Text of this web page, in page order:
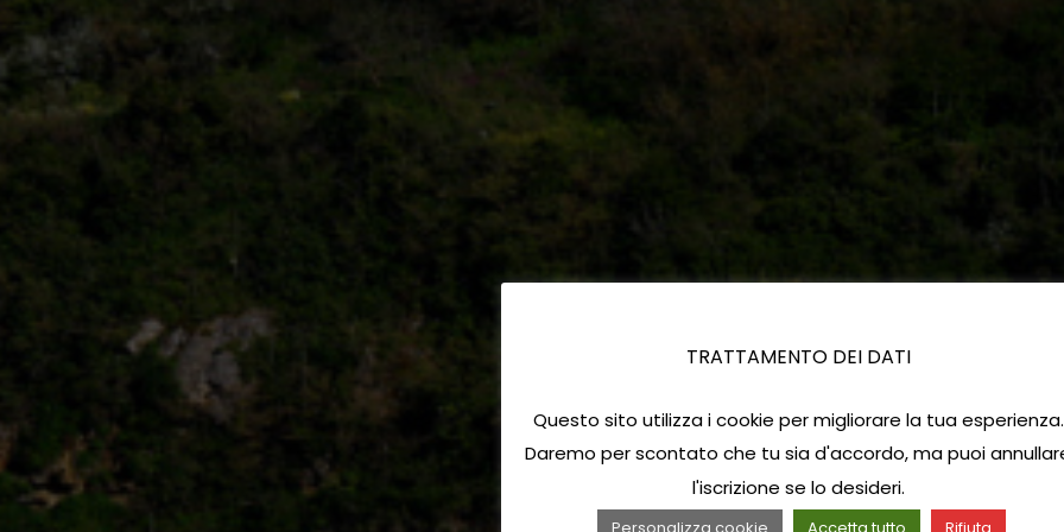
TRATTAMENTO DEI DATI
Questo sito utilizza i cookie per migliorare la tua esperienza.
Daremo per scontato che tu sia d'accordo, ma puoi
l'iscrizione se lo desideri.